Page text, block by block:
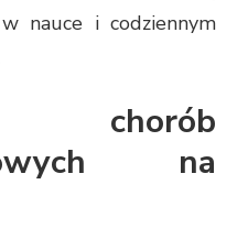
nauce i codziennym
chorób
na